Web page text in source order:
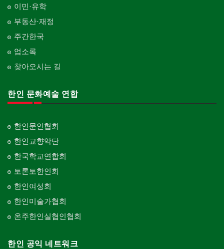
이민·유학
부동산·재정
주간한국
업소록
찾아오시는 길
한인 문화예술 연합
한인문인협회
한인교향악단
한국학교연합회
토론토한인회
한인여성회
한인미술가협회
온주한인실협인협회
한인 공익 네트워크